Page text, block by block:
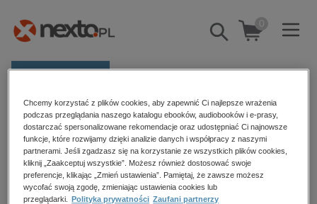
Pokaż/schowaj
wyszukiwarkę
0
Kategorie
Zobacz wszystkie E-prasa
budownictwo, aranżacja wnętrz
biznesowe, branżowe, gospodarka
Strona główna Michał Adamski
Michał Adamski
Chcemy korzystać z plików cookies, aby zapewnić Ci najlepsze wrażenia
podczas przeglądania naszego katalogu ebooków, audiobooków i e-prasy,
dostarczać spersonalizowane rekomendacje oraz udostępniać Ci najnowsze
funkcje, które rozwijamy dzięki analizie danych i współpracy z naszymi
partnerami. Jeśli zgadzasz się na korzystanie ze wszystkich plików cookies,
kliknij „Zaakceptuj wszystkie”. Możesz również dostosować swoje
preferencje, klikając „Zmień ustawienia”. Pamiętaj, że zawsze możesz
wycofać swoją zgodę, zmieniając ustawienia cookies lub
przeglądarki.
Polityka prywatności Zaufani partnerzy